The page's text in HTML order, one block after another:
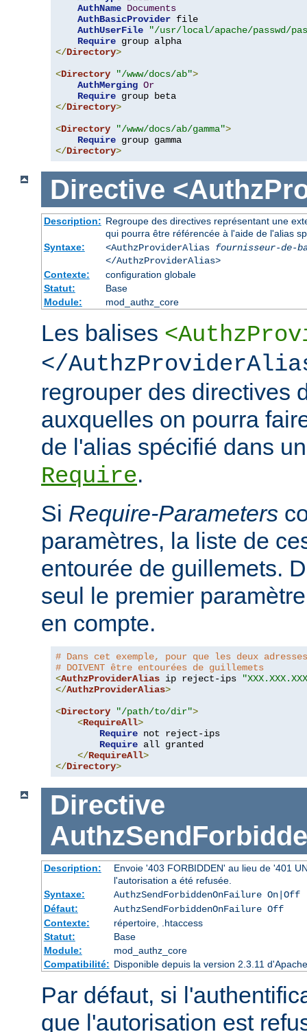
AuthName Documents
AuthBasicProvider file
AuthUserFile
"/usr/local/apache/passwd/
Require
</Directory>
<Directory "/www/docs/ab">
AuthMerging Or
Require
</Directory>
<Directory "/www/docs/ab/gamma">
Require
</Directory>
Directive
Description: Regroupe des directives représentant une
qui pourra être référencée à l'aide de l'alias
Syntaxe:
<AuthzProviderAlias fournisseur-de-
</AuthzProviderAlias>
Contexte:
configuration globale
Statut:
Base
Module:
mod_authz_core
Les balises
</
regrouper des directives
auxquelles on pourra
de l'alias spécifié dans
Require.
Si Require-Parameters
paramètres, la liste de
entourée de guillemets.
seul le premier
en compte.
# Dans cet exemple, pour que les deux
# DOIVENT être entourées de guillemets
<AuthzProviderAlias ip reject-ips
</AuthzProviderAlias>
<Directory "/path/to/dir">
<RequireAll>
Require not reject-ips
Require all granted
</RequireAll>
</Directory>
Directive
Description:
Envoie '403 FORBIDDEN' au lieu de '401
l'autorisation a été refusée.
Syntaxe:
AuthzSendForbiddenOnFailure On|Off
Défaut:
AuthzSendForbiddenOnFailure Off
Contexte:
répertoire, .htaccess
Statut:
Base
Module:
mod_authz_core
Compatibilité: Disponible depuis la version 2.3.11
Par défaut, si
que l'autorisation est